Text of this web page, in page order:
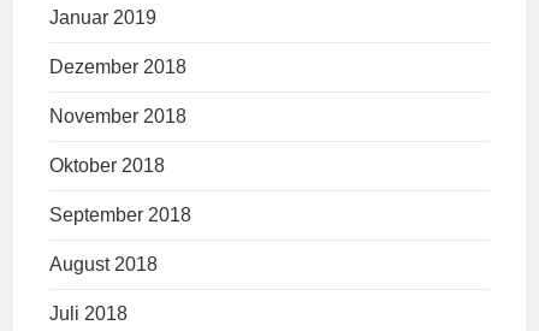
Januar 2019
Dezember 2018
November 2018
Oktober 2018
September 2018
August 2018
Juli 2018